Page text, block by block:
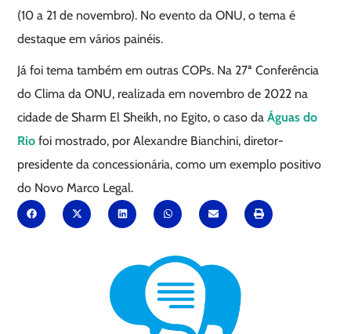
(10 a 21 de novembro). No evento da ONU, o tema é
destaque em vários painéis.
Já foi tema também em outras COPs. Na 27ª Conferência
do Clima da ONU, realizada em novembro de 2022 na
cidade de Sharm El Sheikh, no Egito, o caso daÁguas do
Rio foi mostrado, por Alexandre Bianchini, diretor-
presidente da concessionária, como um exemplo positivo
do Novo Marco Legal.